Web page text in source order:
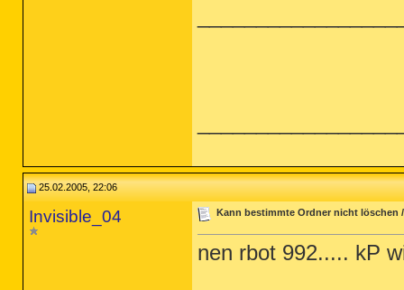
25.02.2005, 22:06
Invisible_04 Kann bestimmte Ordner nicht löschen
nen rbot 992..... kP